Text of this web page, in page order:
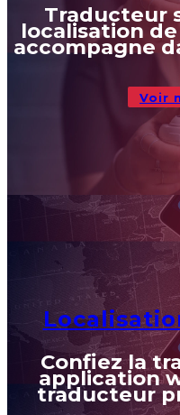
Traducteur
localisation
accompagne
Voir
Confiez la
application
traducteur